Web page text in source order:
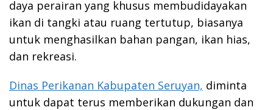
daya perairan yang khusus membudidayakan
ikan di tangki atau ruang tertutup, biasanya
untuk menghasilkan bahan pangan, ikan hias,
dan rekreasi.
Dinas Perikanan Kabupaten Seruyan, diminta
untuk dapat terus memberikan dukungan dan